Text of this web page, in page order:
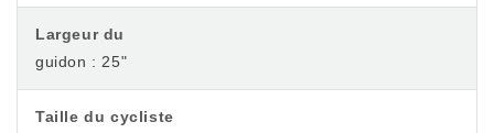
Largeur du
guidon : 25"
Taille du cycliste